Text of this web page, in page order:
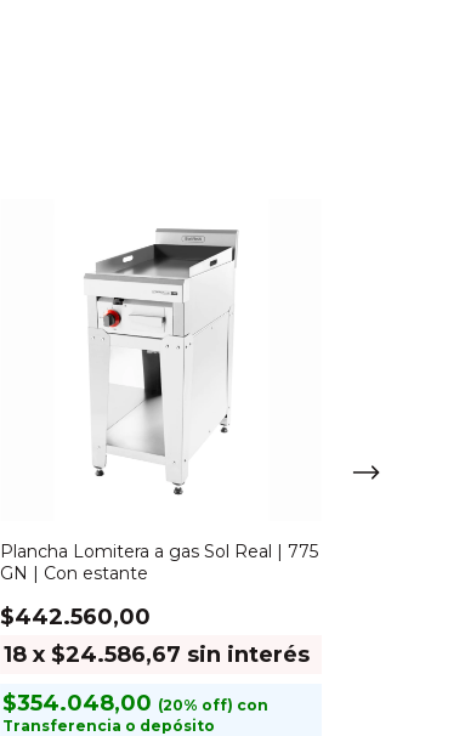
Plancha Lomitera a gas Sol Real | 775
GN | Con estante
$442.560,00
18 x $24.586,67 sin interés
$354.048,00
con
Transferencia o depósito